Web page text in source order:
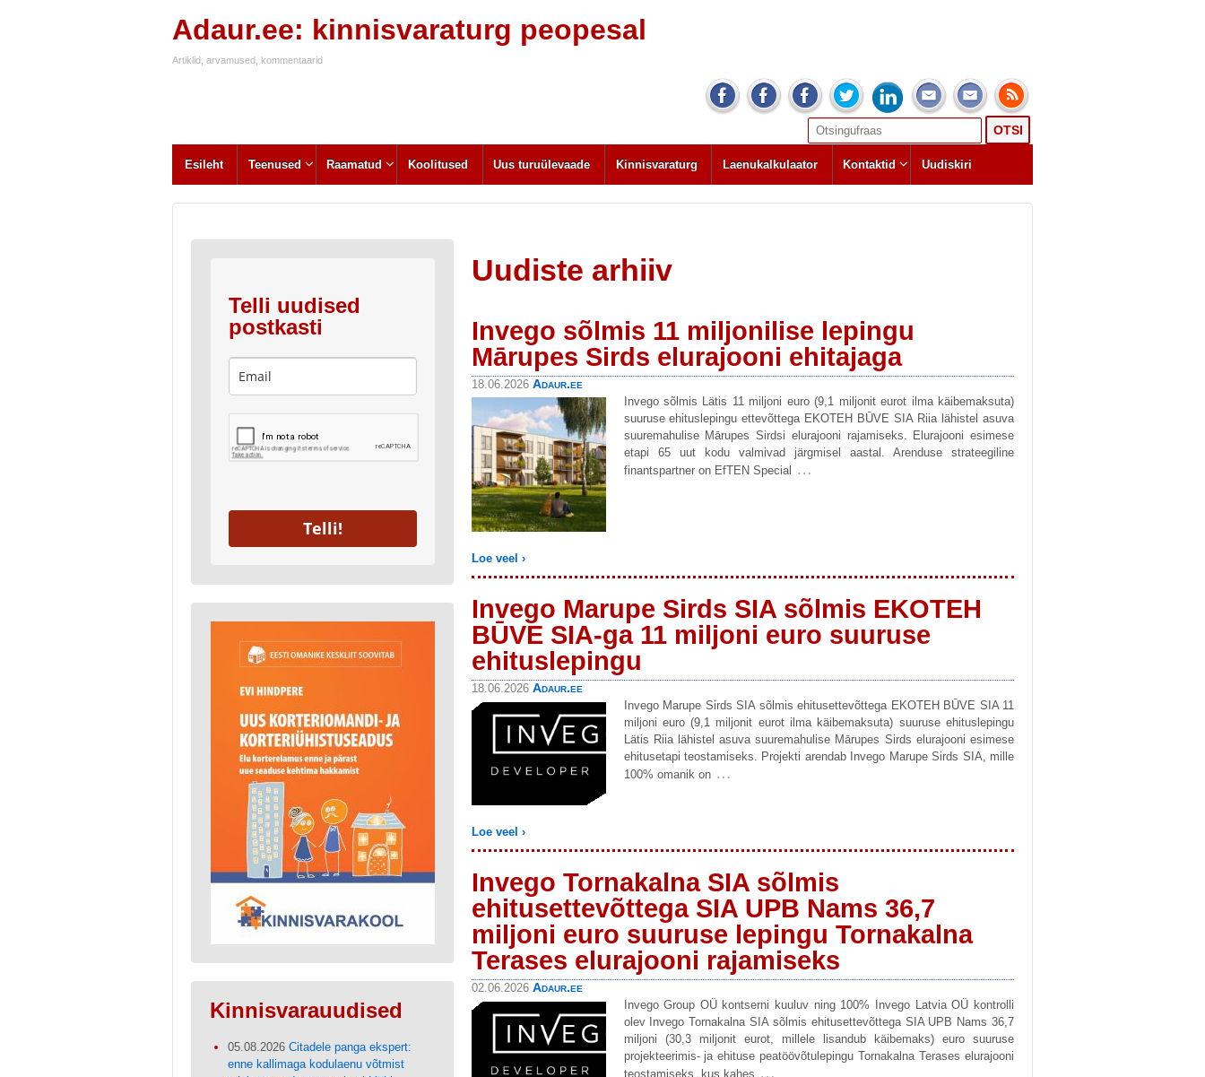
Adaur.ee: kinnisvaraturg peopesal
Artiklid, arvamused, kommentaarid
Search
for:
Esileht
Teenused Raamatud Koolitused Uus turuülevaade Kinnisvaraturg Laenukalkulaator Kontaktid Uudiskiri
Uudiste arhiiv
Invego sõlmis 11 miljonilise lepingu
Mārupes Sirds elurajooni ehitajaga
18.06.2026 Adaur.ee
Invego sõlmis Lätis 11 miljoni euro (9,1 miljonit eurot ilma käibemaksuta)
suuruse ehituslepingu ettevõttega EKOTEH BŪVE SIA Riia lähistel asuva
suuremahulise Mārupes Sirdsi elurajooni rajamiseks. Elurajooni esimese
etapi 65 uut kodu valmivad järgmisel aastal. Arenduse strateegiline
finantspartner on EfTEN Special …
Loe veel ›
Invego Marupe Sirds SIA sõlmis EKOTEH
BŪVE SIA-ga 11 miljoni euro suuruse
ehituslepingu
18.06.2026 Adaur.ee
Invego Marupe Sirds SIA sõlmis ehitusettevõttega EKOTEH BŪVE SIA 11
miljoni euro (9,1 miljonit eurot ilma käibemaksuta) suuruse ehituslepingu
Lätis Riia lähistel asuva suuremahulise Mārupes Sirds elurajooni esimese
ehitusetapi teostamiseks. Projekti arendab Invego Marupe Sirds SIA, mille
100% omanik on …
Loe veel ›
Invego Tornakalna SIA sõlmis
ehitusettevõttega SIA UPB Nams 36,7
miljoni euro suuruse lepingu Tornakalna
Terases elurajooni rajamiseks
02.06.2026 Adaur.ee
Invego Group OÜ kontserni kuuluv ning 100% Invego Latvia OÜ kontrolli
olev Invego Tornakalna SIA sõlmis ehitusettevõttega SIA UPB Nams 36,7
miljoni (30,3 miljonit eurot, millele lisandub käibemaks) euro suuruse
projekteerimis- ja ehituse peatöövõtulepingu Tornakalna Terases elurajooni
teostamiseks, kus kahes …
Telli uudised
postkasti
Telli!
Kinnisvarauudised
05.08.2026Citadele panga ekspert:
enne kallimaga kodulaenu võtmist